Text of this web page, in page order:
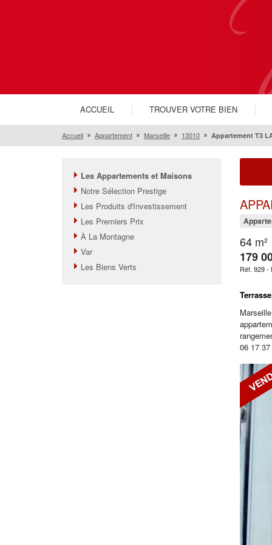
ACCUEIL TROUVER VOTRE BIEN
Accueil Appartement Marseille 13010 Appartement T3
Les Appartements et Maisons
Notre Sélection Prestige
Les Produits d'Investissement
Les Premiers Prix
À La Montagne
Var
Les Biens Verts
64 m²
179
Réf. 929 -
06 17